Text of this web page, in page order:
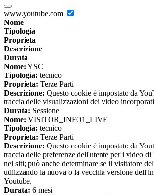
www.youtube.com
Nome
Tipologia
Proprieta
Descrizione
Durata
Nome: YSC
Tipologia: tecnico
Proprieta: Terze Parti
Descrizione: Questo cookie è impostato da
traccia delle visualizzazioni dei video
Durata: Sessione
Nome: VISITOR_INFO1_LIVE
Tipologia: tecnico
Proprieta: Terze Parti
Descrizione: Questo cookie è impostato da
traccia delle preferenze dell'utente per i video di
nei siti; può anche determinare se il visitatore
utilizzando la nuova o la vecchia versione
Youtube.
Durata: 6 mesi